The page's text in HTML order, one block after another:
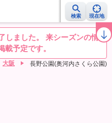
検索 現在地
花予想NEWS お花見動画 目的別
しました。 来シーズンの情報
載予定です。
大阪 長野公園(奥河内さくら公園)